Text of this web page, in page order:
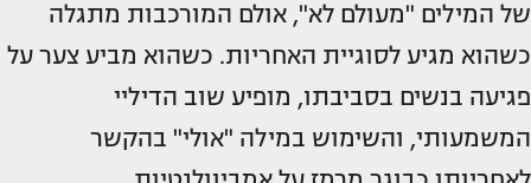
של המילים "מעולם לא", אולם המורכבות מתגלה
כשהוא מגיע לסוגיית האחריות. כשהוא מביע צער על
פגיעה בנשים בסביבתו, מופיע שוב הדיליי
המשמעותי, והשימוש במילה "אולי" בהקשר